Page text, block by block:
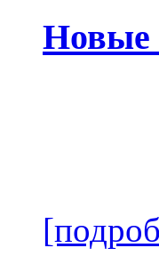
Новые